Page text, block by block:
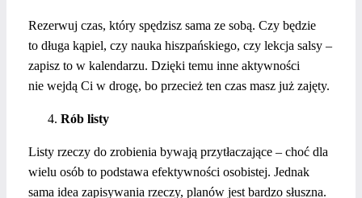
Rezerwuj czas, który spędzisz sama ze sobą. Czy będzie
to długa kąpiel, czy nauka hiszpańskiego, czy lekcja salsy –
zapisz to w kalendarzu. Dzięki temu inne aktywności
nie wejdą Ci w drogę, bo przecież ten czas masz już zajęty.
Rób listy
Listy rzeczy do zrobienia bywają przytłaczające – choć dla
wielu osób to podstawa efektywności osobistej. Jednak
sama idea zapisywania rzeczy, planów jest bardzo słuszna.